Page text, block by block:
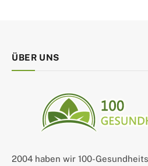
ÜBER UNS
2004 haben wir 100-